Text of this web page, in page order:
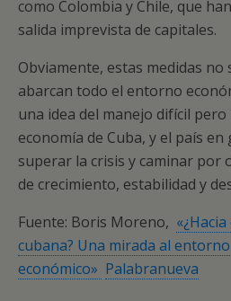
como Colombia y Chile, que
salida imprevista de capitales.
Obviamente, estas medidas no
abarcan todo el entorno
una idea del manejo difícil
economía de Cuba, y el país
superar la crisis y caminar por
de crecimiento, estabilidad y
Fuente: Boris Moreno,
cubana? Una mirada al entorno
económico» Palabranueva